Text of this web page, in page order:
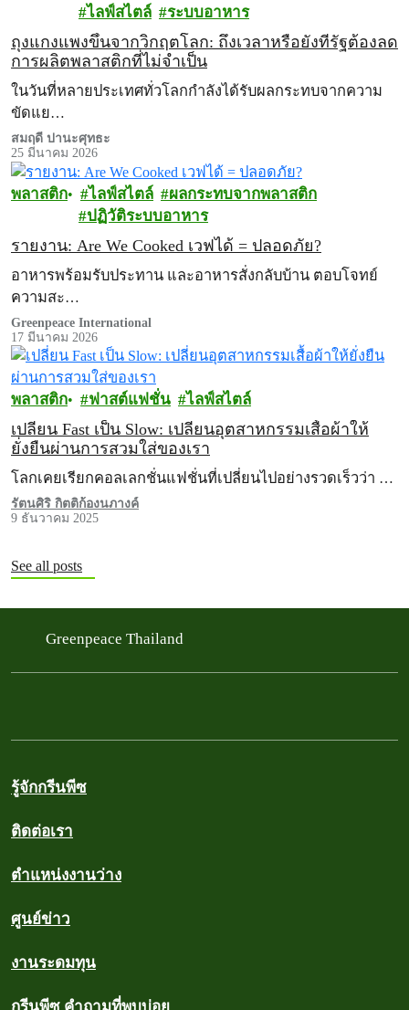
ไลฟ์สไตล์
ระบบอาหาร
ถุงแกงแพงขึ้นจากวิกฤตโลก: ถึงเวลาหรือยังที่รัฐต้องลด
การผลิตพลาสติกที่ไม่จำเป็น
ในวันที่หลายประเทศทั่วโลกกำลังได้รับผลกระทบจากความ
ขัดแย…
สมฤดี ปานะศุทธะ
25 มีนาคม 2026
พลาสติก ไลฟ์สไตล์
ผลกระทบจากพลาสติก
ปฏิวัติระบบอาหาร
รายงาน: Are We Cooked เวฟได้ = ปลอดภัย?
อาหารพร้อมรับประทาน และอาหารสั่งกลับบ้าน ตอบโจทย์
ความสะ…
Greenpeace International
17 มีนาคม 2026
พลาสติก ฟาสต์แฟชั่น ไลฟ์สไตล์
เปลี่ยน Fast เป็น Slow: เปลี่ยนอุตสาหกรรมเสื้อผ้าให้
ยั่งยืนผ่านการสวมใส่ของเรา
โลกเคยเรียกคอลเลกชั่นแฟชั่นที่เปลี่ยนไปอย่างรวดเร็วว่า …
รัตนศิริ กิตติก้องนภางค์
9 ธันวาคม 2025
See all posts
Greenpeace Thailand
รู้จักกรีนพีซ
ติดต่อเรา
ตำแหน่งงานว่าง
ศูนย์ข่าว
งานระดมทุน